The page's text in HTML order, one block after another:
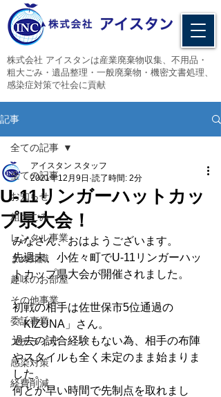
​株式会社 アイスタンは産業廃棄物収集、不用品・
粗大ごみ・遺品整理・一般廃棄物・機密文書処理、
感染症対策で社会に貢献
記事
全ての記事
お知らせ
粗大ごみ
レンタル事業
まめ知識
趣味のお部屋
その他事業
委託事業
ステライザ
感染対策
経費削減
全ての記事
U-11リンガーハットカッ
プ県大会！
アイスタン スタッフ
2021年12月9日 読了時間: 2分
みなさん、おはようございます。
先週末、小佐々町でU-11リンガーハッ
トカップ県大会が開催されました。
初戦の相手は佐世保市5位通過の
「KIZUNA」さん。
過去の試合経験もない為、相手の布陣
やスタイルも全く未定のまま始まりま
した。
何とか早い時間で先制点を取れまし